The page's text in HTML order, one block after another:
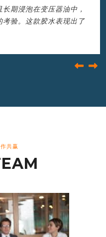
期浸泡在变压器油中，
验。这款胶水表现出了
共赢